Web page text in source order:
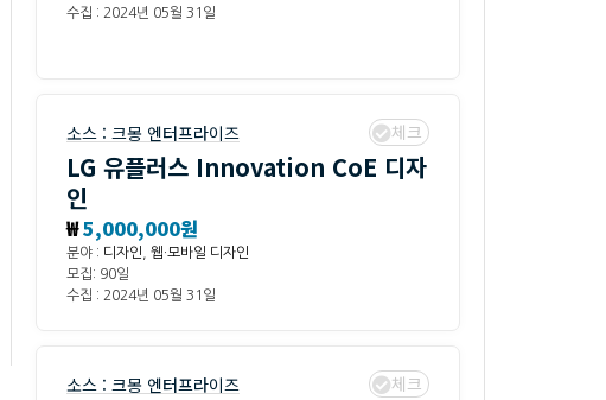
수집 : 2024년 05월 31일
소스 : 크몽 엔터프라이즈 체크
LG 유플러스 Innovation CoE 디자
인
₩5,000,000원
분야 : 디자인
웹·모바일 디자인
모집: 90일
수집 : 2024년 05월 31일
소스 : 크몽 엔터프라이즈 체크